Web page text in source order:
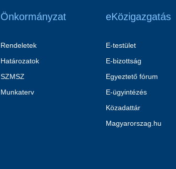
Önkormányzat
Rendeletek
Határozatok
SZMSZ
Munkaterv
eKözigazgatás
E-testület
E-bizottság
Egyeztető fórum
E-ügyintézés
Közadattár
Magyarorszag.hu